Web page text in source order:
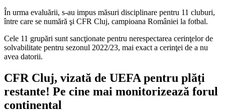
În urma evaluării, s-au impus măsuri disciplinare pentru 11 cluburi,
între care se numără şi CFR Cluj, campioana României la fotbal.
Cele 11 grupări sunt sancţionate pentru nerespectarea cerinţelor de
solvabilitate pentru sezonul 2022/23, mai exact a cerinţei de a nu
avea datorii.
CFR Cluj, vizată de UEFA pentru plăți
restante! Pe cine mai monitorizează forul
continental